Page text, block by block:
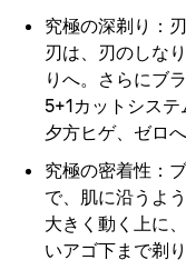
究極の深剃り ：
刃は、刃のしな
りへ。さらにブ
5+1カットシス
夕方ヒゲ、ゼロへ
究極の密着性 ：
で、肌に沿うよ
大きく動く上に
いアゴ下まで剃